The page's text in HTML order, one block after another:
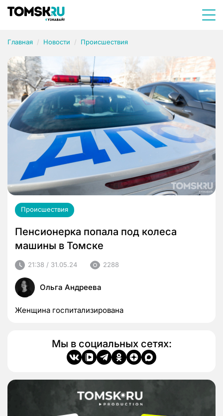
Главная Новости Происшествия
Происшествия
Пенсионерка попала под колеса
машины в Томске
21:38 / 31.05.24 2288
Ольга Андреева
Женщина госпитализирована
Мы в социальных сетях: